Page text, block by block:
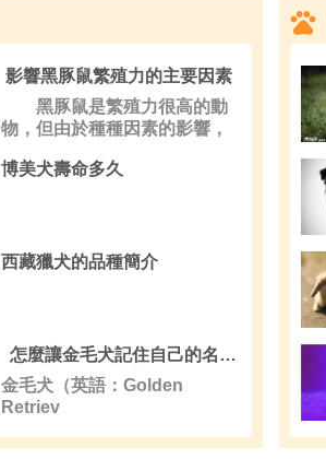
影響黑豚鼠繁殖力的主要因素
黑豚鼠是繁殖力很高的動
物，但由於種種因素的影響，
博美犬壽命多久
西藏獵犬的品種簡介
怎麼讓金毛犬記住自己的名字呢
金毛犬（英語：Golden
Retriev